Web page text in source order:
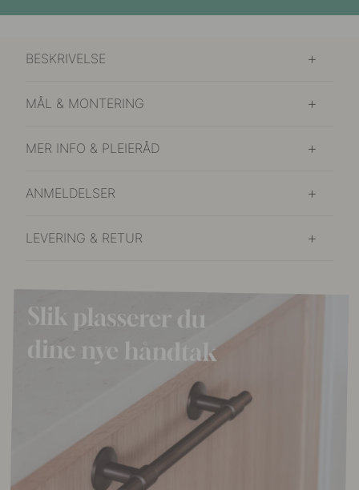
BESKRIVELSE
MÅL & MONTERING
MER INFO & PLEIERÅD
ANMELDELSER
LEVERING & RETUR